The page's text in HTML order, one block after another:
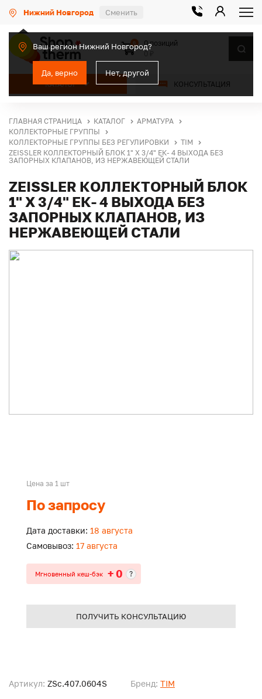
Нижний Новгород Сменить
Ваш регион Нижний Новгород?
Да, верно Нет, другой
КАТАЛОГ КОНСУЛЬТАЦИЯ
0
0 позиций
ГЛАВНАЯ СТРАНИЦА КАТАЛОГ
АРМАТУРА
КОЛЛЕКТОРНЫЕ ГРУППЫ
КОЛЛЕКТОРНЫЕ ГРУППЫ БЕЗ РЕГУЛИРОВКИ
TIM
ZEISSLER КОЛЛЕКТОРНЫЙ БЛОК 1" Х 3/4" ЕК- 4 ВЫХОДА БЕЗ
ЗАПОРНЫХ КЛАПАНОВ, ИЗ НЕРЖАВЕЮЩЕЙ СТАЛИ
ZEISSLER КОЛЛЕКТОРНЫЙ БЛОК
1" Х 3/4" ЕК- 4 ВЫХОДА БЕЗ
ЗАПОРНЫХ КЛАПАНОВ, ИЗ
НЕРЖАВЕЮЩЕЙ СТАЛИ
Артикул: ZSc.407.0604S Бренд: TIM
Цена за 1 шт
По запросу
Дата доставки: 18 августа
Самовывоз: 17 августа
Мгновенный кеш-бэк + 0 ?
ПОЛУЧИТЬ КОНСУЛЬТАЦИЮ